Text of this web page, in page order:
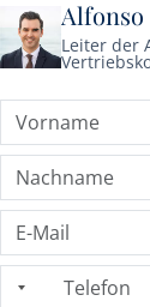
Leiter der